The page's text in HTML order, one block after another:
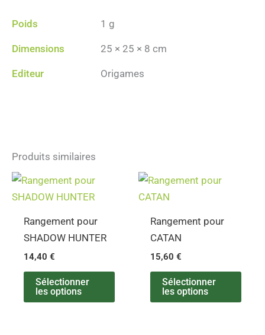
Poids 1 g
Dimensions 25 × 25 × 8 cm
Editeur Origames
Produits similaires
Rangement pour
SHADOW HUNTER
14,40€
Sélectionner
les options
Rangement pour
CATAN
15,60€
Sélectionner
les options